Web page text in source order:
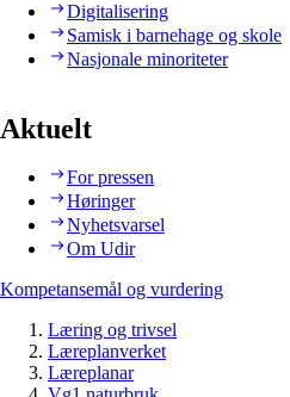
Digitalisering
Samisk i barnehage og skole
Nasjonale minoriteter
Aktuelt
For pressen
Høringer
Nyhetsvarsel
Om Udir
Kompetansemål og vurdering
Læring og trivsel
Læreplanverket
Læreplanar